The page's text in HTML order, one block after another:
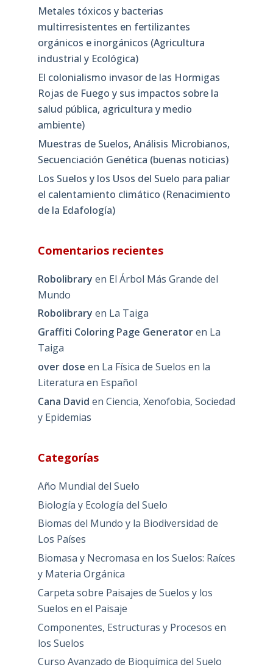
Metales tóxicos y bacterias
multirresistentes en fertilizantes
orgánicos e inorgánicos (Agricultura
industrial y Ecológica)
El colonialismo invasor de las Hormigas
Rojas de Fuego y sus impactos sobre la
salud pública, agricultura y medio
ambiente)
Muestras de Suelos, Análisis Microbianos,
Secuenciación Genética (buenas noticias)
Los Suelos y los Usos del Suelo para paliar
el calentamiento climático (Renacimiento
de la Edafología)
Comentarios recientes
Robolibrary en El Árbol Más Grande del
Mundo
Robolibrary en La Taiga
Graffiti Coloring Page Generatoren La
Taiga
over dose en La Física de Suelos en la
Literatura en Español
Cana David en Ciencia, Xenofobia, Sociedad
y Epidemias
Categorías
Año Mundial del Suelo
Biología y Ecología del Suelo
Biomas del Mundo y la Biodiversidad de
Los Países
Biomasa y Necromasa en los Suelos: Raíces
y Materia Orgánica
Carpeta sobre Paisajes de Suelos y los
Suelos en el Paisaje
Componentes, Estructuras y Procesos en
los Suelos
Curso Avanzado de Bioquímica del Suelo